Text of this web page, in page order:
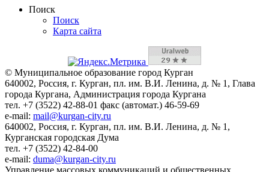
Поиск
Поиск
Карта сайта
© Муниципальное образование город Курган
640002, Россия, г. Курган, пл. им. В.И. Ленина, д. № 1, Глава
города Кургана, Администрация города Кургана
тел. +7 (3522) 42-88-01 факс (автомат.) 46-59-69
e-mail: mail@kurgan-city.ru
640002, Россия, г. Курган, пл. им. В.И. Ленина, д. № 1,
Курганская городская Дума
тел. +7 (3522) 42-84-00
e-mail: duma@kurgan-city.ru